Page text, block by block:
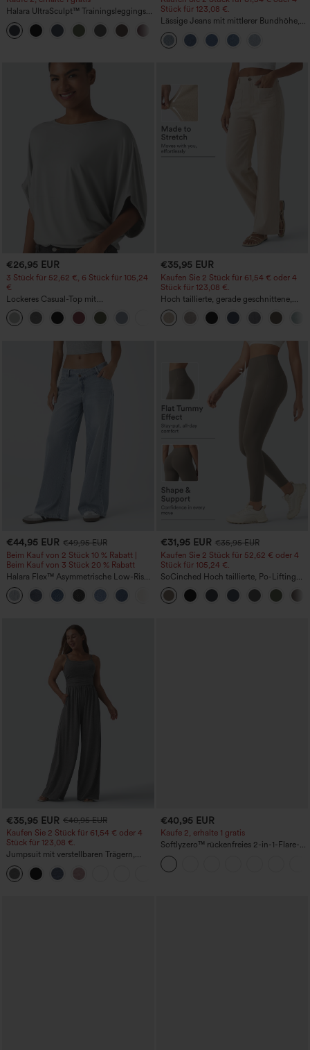
Halara UltraSculpt™ Trainingsleggings
mit hohem Bund – raffende Push-up-
Po-Form, Bauchkontrolle, Taschen und
formende Passform
Stück für 123,08 €.
Lässige Jeans mit mittlerer Bundhöhe,
Kordelzug und Taschen
€26,95 EUR
3 Stück für 52,62 €, 6 Stück für 105,24
€
Lockeres Casual-Top mit
Rundhalsausschnitt und
Fledermausärmeln
+1
€35,95 EUR
Kaufen Sie 2 Stück für 61,54 € oder 4
Stück für 123,08 €.
Hoch taillierte, gerade geschnittene,
legere Leinen-Optik-Hose mit Taschen
€44,95 EUR €49,95 EUR
Beim Kauf von 2 Stück 10 % Rabatt |
Beim Kauf von 3 Stück 20 % Rabatt
Halara Flex™ Asymmetrische Low-Rise-
Jeans mit Reißverschlusstaschen,
Baggy-Stil, weitem Bein, gewaschen,
lässig
+5
€31,95 EUR €35,95 EUR
Kaufen Sie 2 Stück für 52,62 € oder 4
Stück für 105,24 €.
SoCinched Hoch taillierte, Po-Lifting
7/8-Trainingsleggings mit
Bauchkontrolle und Seitentaschen
€35,95 EUR €40,95 EUR
Kaufen Sie 2 Stück für 61,54 € oder 4
Stück für 123,08 €.
Jumpsuit mit verstellbaren Trägern,
gerafftem Detail, weitem Bein und
meliertem Stoff, lässig, mit Taschen -
Easy Peezy
€40,95 EUR
Kaufe 2, erhalte 1 gratis
Softlyzero™ rückenfreies 2-in-1-Flare-
Trainingskleid – Wannabe – Easy Peezy